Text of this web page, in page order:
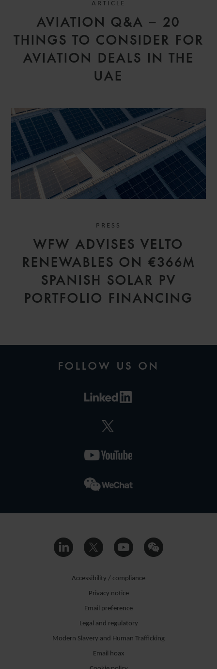
ARTICLE
AVIATION Q&A – 20
THINGS TO CONSIDER FOR
AVIATION DEALS IN THE
UAE
PRESS
WFW ADVISES VELTO
RENEWABLES ON €366M
SPANISH SOLAR PV
PORTFOLIO FINANCING
FOLLOW US ON
Accessibility / compliance
Privacy notice
Email preference
Legal and regulatory
Modern Slavery and Human Trafficking
Email hoax